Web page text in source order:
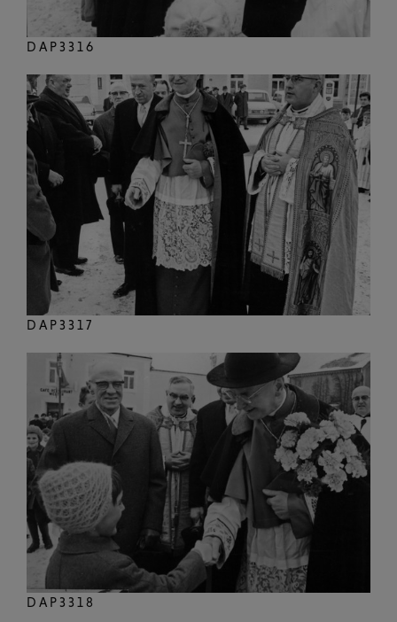
DAP3316
DAP3317
DAP3318